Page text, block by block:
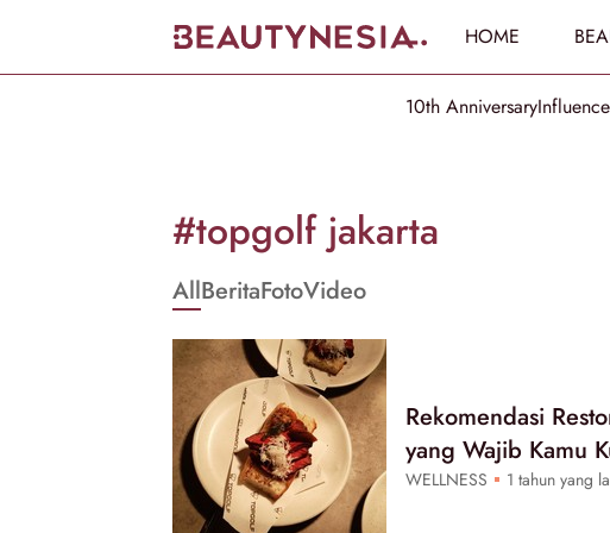
HOME
10th Anniversary
[GET_DATA_TITLE]
Beautynesia
#topgolf jakarta
AllBeritaFotoVideo
Rekomendasi
yang Wajib Kamu
WELLNESS 1 tahun yang